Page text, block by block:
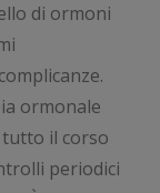
di ormoni
ormonale
tutto il corso
periodici